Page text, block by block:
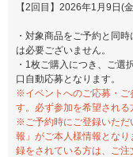
【2回目】2026年1月9日(
・対象商品をご予約と同
は必要ございません。
・1枚ご購入につき、ご選
口自動応募となります。
※イベントへのご応募・ご
す。必ず参加を希望される
※ご予約時にご登録いただ
報」がご本人様情報とな
録をされている方は、ご